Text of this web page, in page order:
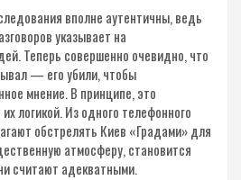
вполне аутентичны, ведь
указывает на
Теперь совершенно очевидно, что
— его убили, чтобы
мнение. В принципе, это
логикой. Из одного телефонного
обстрелять Киев «Градами» для
атмосферу, становится
считают адекватными.